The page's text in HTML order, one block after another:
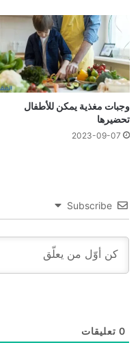
وجبات مغذية يمكن للأطفال
تحضيرها
2023-09-07
Subscribe
0 تعليقات